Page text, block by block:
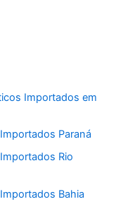
Importados em
Paraná
Rio
Bahia